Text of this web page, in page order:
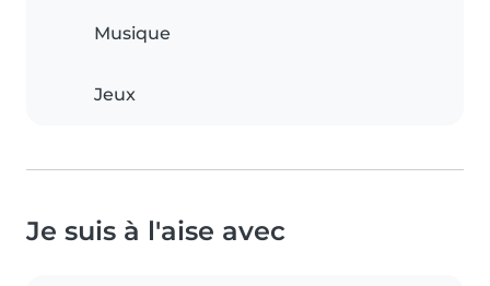
Musique
Jeux
Je suis à l'aise avec